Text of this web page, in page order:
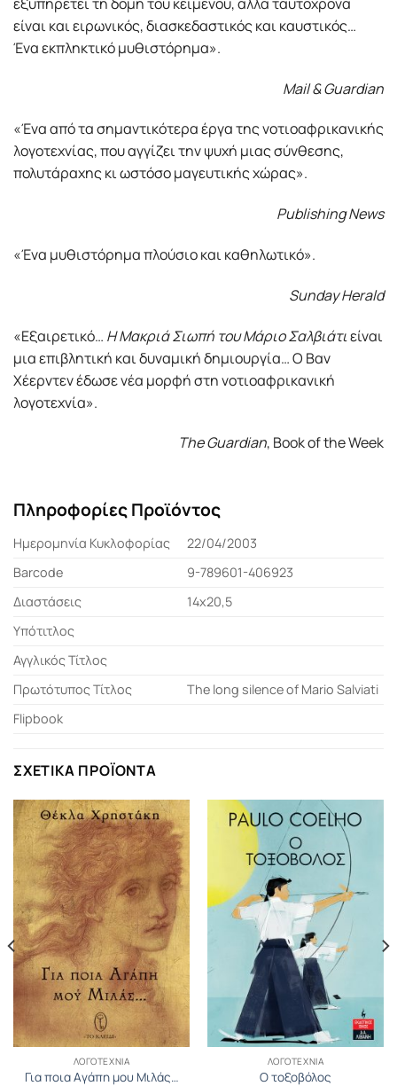
είναι και ειρωνικός, διασκεδαστικός και καυστικός…
Ένα εκπληκτικό μυθιστόρημα».
Mail & Guardian
«Ένα από τα σημαντικότερα έργα της νοτιοαφρικανικής
λογοτεχνίας, που αγγίζει την ψυχή μιας σύνθεσης,
πολυτάραχης κι ωστόσο μαγευτικής χώρας».
Publishing News
«Ένα μυθιστόρημα πλούσιο και καθηλωτικό».
Sunday Herald
«Εξαιρετικό… Η Μακριά Σιωπή του Μάριο Σαλβιάτιείναι
μια επιβλητική και δυναμική δημιουργία… Ο Βαν
Χέερντεν έδωσε νέα μορφή στη νοτιοαφρικανική
λογοτεχνία».
The Guardian, Book of the Week
Πληροφορίες Προϊόντος
Ημερομηνία Κυκλοφορίας
22/04/2003
Barcode
9-789601-406923
Διαστάσεις
14x20,5
Υπότιτλος
Αγγλικός Τίτλος
Πρωτότυπος Τίτλος
The long silence of Mario Salviati
Flipbook
ΣΧΕΤΙΚΆ ΠΡΟΪΌΝΤΑ
ΛΟΓΟΤΕΧΝΊΑ
Για ποια Aγάπη μου Mιλάς…
ΛΟΓΟΤΕΧΝΊΑ
Ο τοξοβόλος